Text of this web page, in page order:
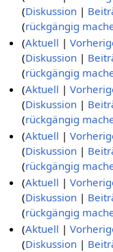
n
g
s
s
u
n
g
n
f
a
s
s
u
n
g
m
m
e
n
f
a
s
s
u
n
g
u
s
a
m
m
e
n
f
a
s
s
u
n
g
n
g
s
z
u
s
a
m
m
e
n
f
a
s
s
u
n
i
t
u
n
g
s
z
u
s
a
m
m
e
n
f
a
s
r
b
e
i
t
u
n
g
s
z
u
s
a
m
m
e
n
B
e
a
r
b
e
i
t
u
n
g
s
z
u
s
a
m
2
i
n
e
B
e
a
r
b
e
i
t
u
n
g
s
z
Diskussion
K
e
i
n
e
B
e
a
r
b
e
i
t
u
n
rückgängig
Aktuell
Diskussion
K
e
i
n
e
B
e
a
r
b
e
i
rückgängig
Aktuell
Diskussion
K
e
i
n
e
B
e
a
r
rückgängig
Aktuell
Diskussion
K
e
i
n
e
B
rückgängig
Aktuell
Diskussion
K
e
i
rückgängig
Aktuell
Diskussion